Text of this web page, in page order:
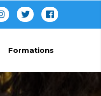
Formations